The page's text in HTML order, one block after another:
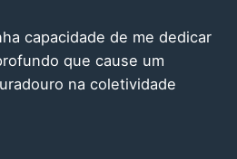
capacidade de me dedicar
que cause um
na coletividade